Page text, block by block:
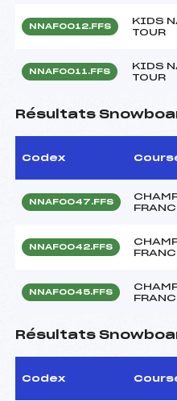
NNAF0012.FFS
KIDS
TOUR
NNAF0011.FFS
KIDS
TOUR
Résultats
Codex
NNAF0047.FFS
NNAF0042.FFS
NNAF0045.FFS
Résultats
Codex